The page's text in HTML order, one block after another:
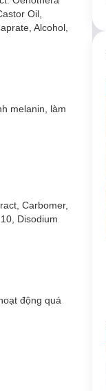
Oil,
Alcohol,
melanin, làm
Carbomer,
Disodium
động quá